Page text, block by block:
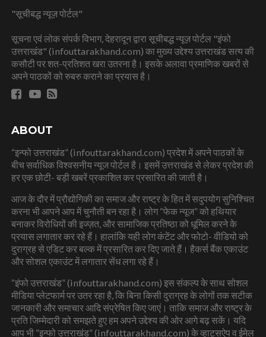
"सूचीबद्ध न्यूज़ पोर्टल"
सूचना एवं लोक संपर्क विभाग, देहरादून द्वारा सूचीबद्ध न्यूज़ पोर्टल "इंफो
उत्तराखंड" (infouttarakhand.com) का मुख्य उद्देश्य उत्तराखंड सत्य की
कसौटी पर शत-प्रतिशत खरा उतरना है। इसके अलावा प्रमाणिक खबरों से
अपने पाठकों को रुबरु कराने का प्रयास है।
ABOUT
“इन्फो उत्तराखंड” (infouttarakhand.com) प्रदेश में अपने पाठकों के
बीच सर्वाधिक विश्वसनीय न्यूज पोर्टल है। इसमें उत्तराखंड से लेकर प्रदेश की
हर एक छोटी- बड़ी खबरें प्रकाशित कर प्रसारित की जाती है।
आज के दौर में प्रौद्योगिकी का समाज और राष्ट्र के हित में सदुपयोग सुनिश्चित
करना भी आपने आप में चुनौती बन रहा है। लोग “फेक न्यूज” को हथियार
बनाकर विरोधियों की इज्ज़त, और सामाजिक प्रतिष्ठा को धूमिल करने के
प्रयास लगातार कर रहे हैं। हालांकि यही लोग कंटेंट और फोटो- वीडियो को
दुराग्रह से एडिट कर बल्क में प्रसारित कर दिए जाते हैं। हैकर्स बैंक एकाउंट
और सोशल एकाउंट में लगातार सेंध लगा रहे हैं।
“इंफो उत्तराखंड” (infouttarakhand.com) इस संकल्प के साथ सोशल
मीडिया प्लेटफार्म पर उतर रहा है, कि बिना किसी दुराग्रह के लोगों तक सटीक
जानकारी और समाचार आदि संप्रेषित किए जाएं। ताकि समाज और राष्ट्र के
प्रति जिम्मेदारी को समझते हुए हम अपने उद्देश्य की ओर आगे बढ़ सकें। यदि
आप भी “इन्फो उत्तराखंड” (infouttarakhand.com) के व्हाट्सऐप व ईमेल